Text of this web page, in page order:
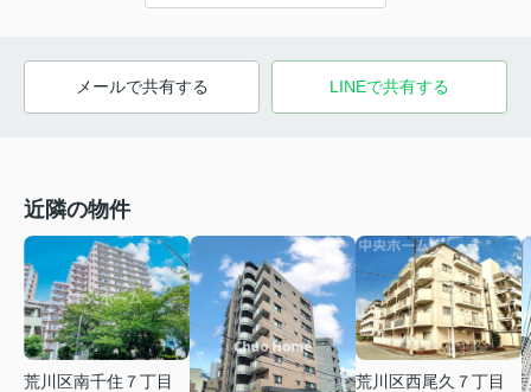
メールで共有する LINEで共有する
近隣の物件
荒川区南千住７丁目
荒川区西尾久７丁目